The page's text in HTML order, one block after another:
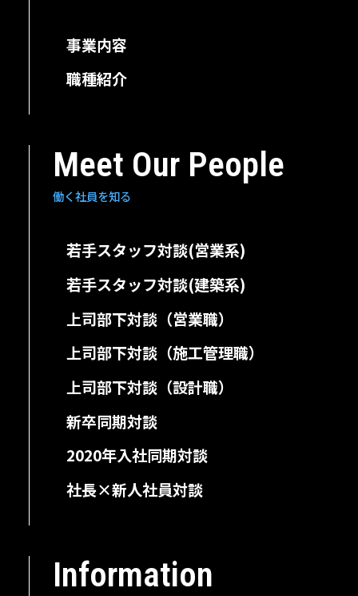
⁩事業内容
⁩職種紹介
Meet Our People
働く社員を知る
⁩若手スタッフ対談(営業系)
⁩若手スタッフ対談(建築系)
⁩上司部下対談（営業職）
⁩上司部下対談（施工管理職）
⁩上司部下対談（設計職）
新卒同期対談
2020年入社同期対談
⁩社長×新人社員対談
Information